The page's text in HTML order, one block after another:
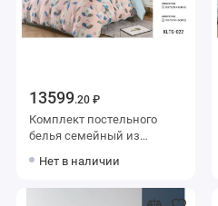
13599.20 ₽
Комплект постельного
белья семейный из
50х70 2 шт и с
Нет в наличии